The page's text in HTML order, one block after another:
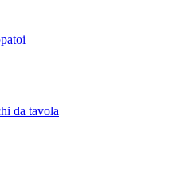
da tavola